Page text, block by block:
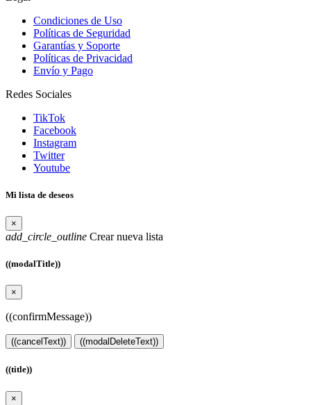
Condiciones de Uso
Políticas de Seguridad
Garantías y Soporte
Políticas de Privacidad
Envío y Pago
Redes Sociales
TikTok
Facebook
Instagram
Twitter
Youtube
Mi lista de deseos
×
add_circle_outline Crear nueva lista
((modalTitle))
×
((confirmMessage))
((cancelText)) ((modalDeleteText))
((title))
×